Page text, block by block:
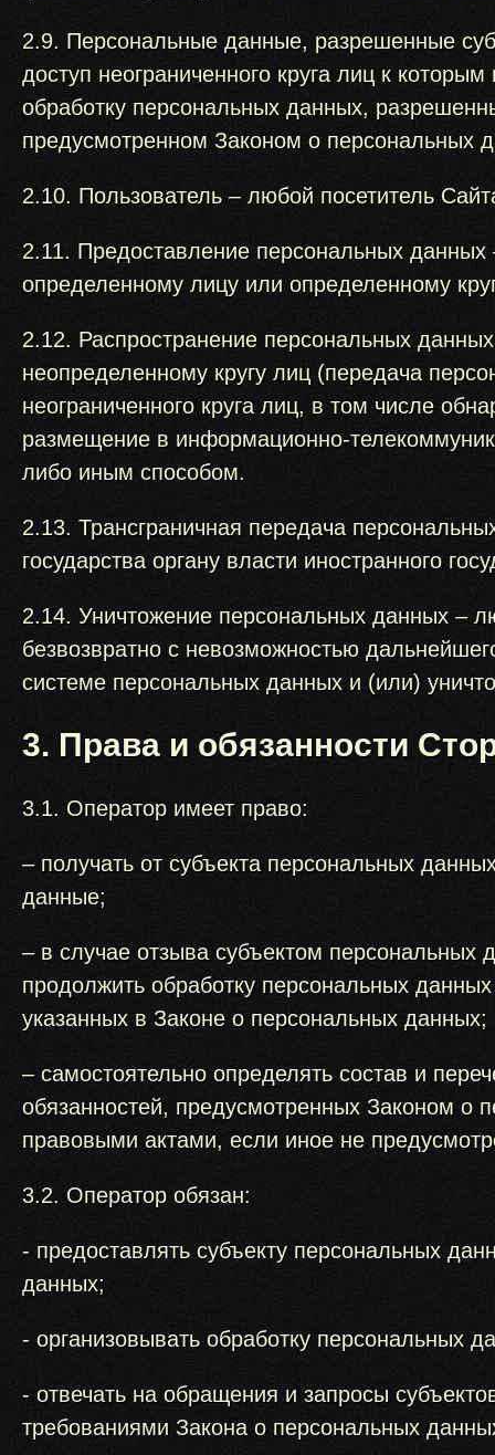
2.9. Персональные данные, разрешенные
доступ неограниченного круга лиц к
обработку персональных данных,
предусмотренном Законом о персональных
2.10. Пользователь – любой посетитель
2.11. Предоставление персональных
определенному лицу или определенному
2.12. Распространение персональных
неопределенному кругу лиц (передача
неограниченного круга лиц, в том числе
размещение в информационно-
либо иным способом.
2.13. Трансграничная передача
государства органу власти иностранного
2.14. Уничтожение персональных данных –
безвозвратно с невозможностью
системе персональных данных и (или)
3. Права и обязанности
3.1. Оператор имеет право:
– получать от субъекта персональных
данные;
– в случае отзыва субъектом персональных
продолжить обработку персональных
указанных в Законе о персональных данных;
– самостоятельно определять состав и
обязанностей, предусмотренных Законом о
правовыми актами, если иное не
3.2. Оператор обязан:
- предоставлять субъекту персональных
данных;
- организовывать обработку персональных
- отвечать на обращения и запросы
требованиями Закона о персональных